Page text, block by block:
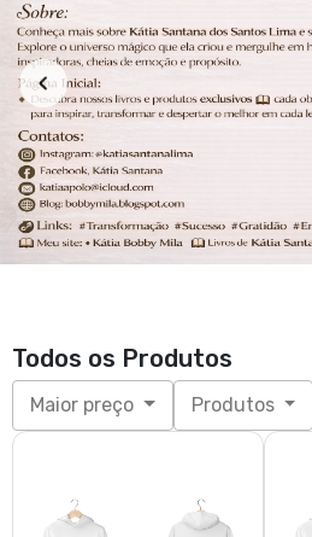
Todos os Produtos
Maior preço Produtos